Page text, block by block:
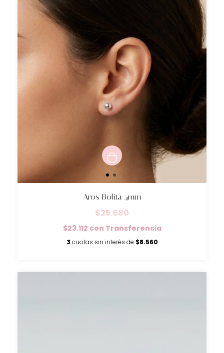
Aros Bolita 4mm
$25.680
$23.112 con Transferencia
3 cuotas sin interés de $8.560